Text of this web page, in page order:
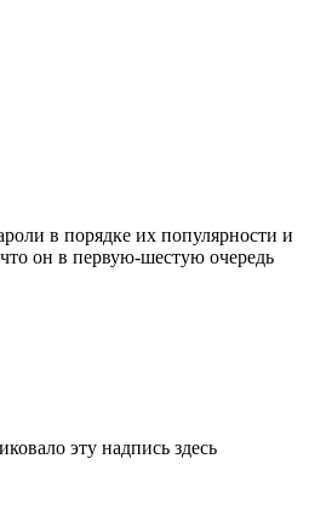
в порядке их популярности и
он в первую-шестую очередь
эту надпись здесь